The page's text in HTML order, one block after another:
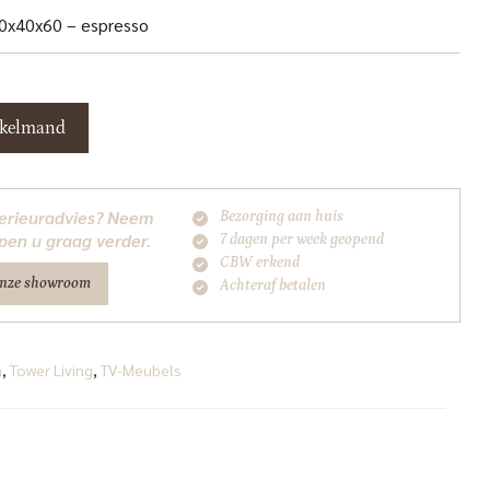
– espresso
Neem
u graag verder.
showroom
Bezorging aan huis
7 dagen per week geopend
CBW erkend
Achteraf betalen
, Tower Living, TV-Meubels